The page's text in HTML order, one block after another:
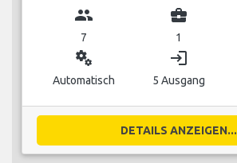
group
7
business_center
1
miscellaneous_services
Automatisch
login
5 Ausgang
DETAILS ANZEIGEN...